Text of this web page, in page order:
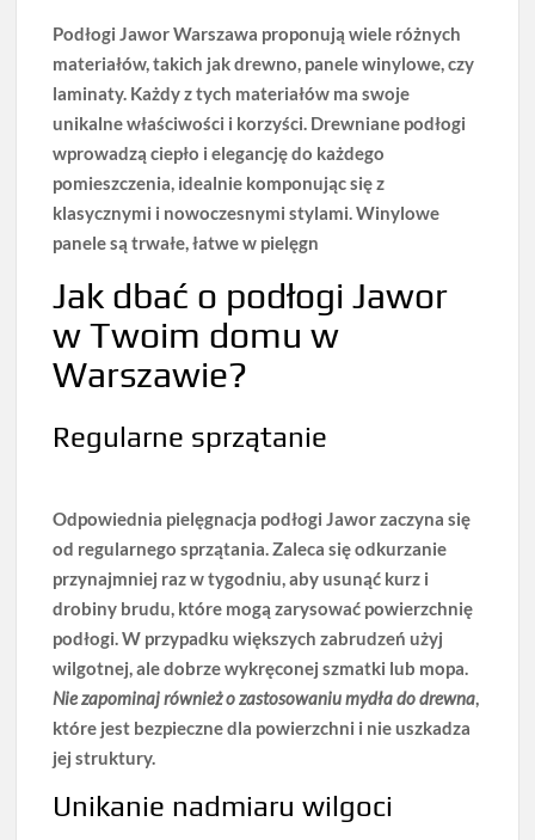
Podłogi Jawor Warszawa proponują wiele różnych
materiałów, takich jak drewno, panele winylowe, czy
laminaty. Każdy z tych materiałów ma swoje
unikalne właściwości i korzyści. Drewniane podłogi
wprowadzą ciepło i elegancję do każdego
pomieszczenia, idealnie komponując się z
klasycznymi i nowoczesnymi stylami. Winylowe
panele są trwałe, łatwe w pielęgn
Jak dbać o podłogi Jawor
w Twoim domu w
Warszawie?
Regularne sprzątanie
Odpowiednia pielęgnacja podłogi Jawor zaczyna się
od regularnego sprzątania. Zaleca się odkurzanie
przynajmniej raz w tygodniu, aby usunąć kurz i
drobiny brudu, które mogą zarysować powierzchnię
podłogi. W przypadku większych zabrudzeń użyj
wilgotnej, ale dobrze wykręconej szmatki lub mopa.
Nie zapominaj również o zastosowaniu mydła do drewna,
które jest bezpieczne dla powierzchni i nie uszkadza
jej struktury.
Unikanie nadmiaru wilgoci